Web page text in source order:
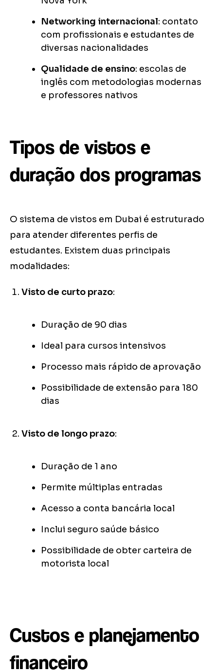
Networking internacional: contato
com profissionais e estudantes de
diversas nacionalidades
Qualidade de ensino: escolas de
inglês com metodologias modernas
e professores nativos
Tipos de vistos e
duração dos programas
O sistema de vistos em Dubai é estruturado
para atender diferentes perfis de
estudantes. Existem duas principais
modalidades:
Visto de curto prazo:
Duração de 90 dias
Ideal para cursos intensivos
Processo mais rápido de aprovação
Possibilidade de extensão para 180
dias
Visto de longo prazo:
Duração de 1 ano
Permite múltiplas entradas
Acesso a conta bancária local
Inclui seguro saúde básico
Possibilidade de obter carteira de
motorista local
Custos e planejamento
financeiro